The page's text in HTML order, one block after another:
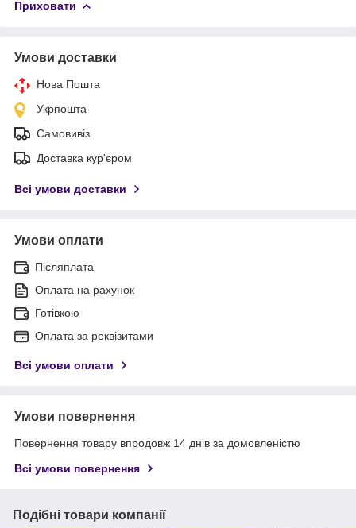
Приховати
Умови доставки
Нова Пошта
Укрпошта
Самовивіз
Доставка кур'єром
Всі умови доставки
Умови оплати
Післяплата
Оплата на рахунок
Готівкою
Оплата за реквізитами
Всі умови оплати
Умови повернення
Повернення товару впродовж 14 днів за домовленістю
Всі умови повернення
Подібні товари компанії